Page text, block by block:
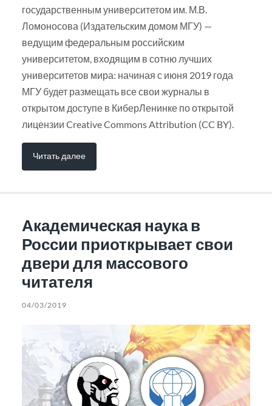
государственным университетом им. М.В.
Ломоносова (Издательским домом МГУ) —
ведущим федеральным российским
университетом, входящим в сотню лучших
университетов мира: начиная с июня 2019 года
МГУ будет размещать все свои журналы в
открытом доступе в КиберЛенинке по открытой
лицензии Creative Commons Attribution (CC BY).
Читать далее
Академическая наука в
России приоткрывает свои
двери для массового
читателя
04/03/2019